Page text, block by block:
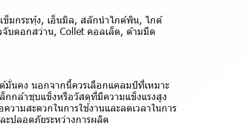
ข็มกระทุ้ง, เอ็นมิล, สลักนำไกด์พิน, ไกด์
บดอกสว่าน, Collet คอลเล็ต, ด้ามมีด
มั่นคง นอกจากนี้ควรเลือกแคลมป์ที่เหมาะ
กล้าชุบแข็งหรือวัสดุที่มีความแข็งแรงสูง
ามสะดวกในการใช้งานและลดเวลาในการ
ปลอดภัยระหว่างการผลิต